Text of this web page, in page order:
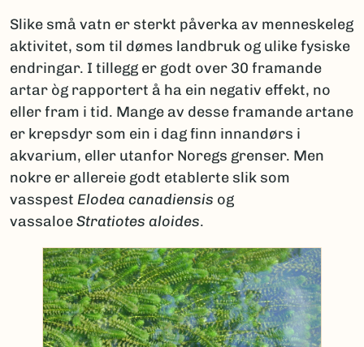
Slike små vatn er sterkt påverka av menneskeleg
aktivitet, som til dømes landbruk og ulike fysiske
endringar. I tillegg er godt over 30 framande
artar òg rapportert å ha ein negativ effekt, no
eller fram i tid. Mange av desse framande artane
er krepsdyr som ein i dag finn innandørs i
akvarium, eller utanfor Noregs grenser. Men
nokre er allereie godt etablerte slik som
vasspest Elodea canadiensis og
vassaloeStratiotes aloides.